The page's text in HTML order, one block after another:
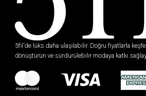
5fil’de lüks daha ulaşılabilir. Doğru fiyatlarla
dönüştürün ve sürdürülebilir modaya katkı